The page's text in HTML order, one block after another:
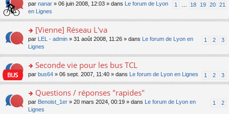
e
nt
u
s
ré
c
e
nt
o
n
lu
pl
u
s
ré
c
e
g
o
n
lu
le
u
s
ré
c
e
nt
m
e
s
a
g
e
n
o
n
pl
u
s
o
n
s
er
le
m
e
s
s
e
n
o
1 18 19 20 21
par nanar » 06 juin 2008, 12:03 » dans
Le forum de Lyon
en Lignes
o
s
er
le
m
e
s
s
[Vienne] Réseau L'va
1 2 3
par LEL - admin » 31 août 2008, 11:26 » dans
Le forum de Lyon en
Lignes
o
n
ult
er
le
Seconde vie pour les bus TCL
1 2 3
par bus64 » 06 sept. 2007, 11:40 » dans Le forum de Lyon en Lignes
o
Questions / réponses "rapides"
1 2
par Benoist_1er » 20 mars 2024, 00:19 » dans
Le forum de Lyon en
Lignes